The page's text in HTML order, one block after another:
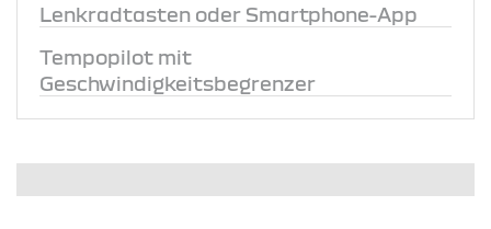
Lenkradtasten oder Smartphone-App
Tempopilot mit
Geschwindigkeitsbegrenzer